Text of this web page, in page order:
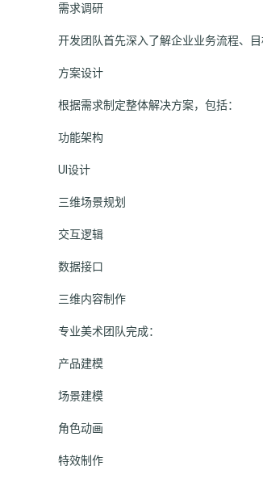
需求调研
开发团队首先深入了解企业业务流程、
方案设计
根据需求制定整体解决方案，包括：
功能架构
UI设计
三维场景规划
交互逻辑
数据接口
三维内容制作
专业美术团队完成：
产品建模
场景建模
角色动画
特效制作